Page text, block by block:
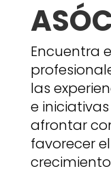
Encuentra
las
e
afrontar
favorecer